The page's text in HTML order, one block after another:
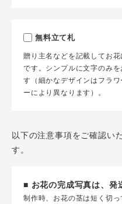
無料立て札
贈り主名などを記載してお
です。シンプルに文字のみを
す（細かなデザインはフラワ
ーにより異なります）。
以下の注意事項をご確認い
す。
■ お花の完成写真は、発
制作時、お花の茎は短く切